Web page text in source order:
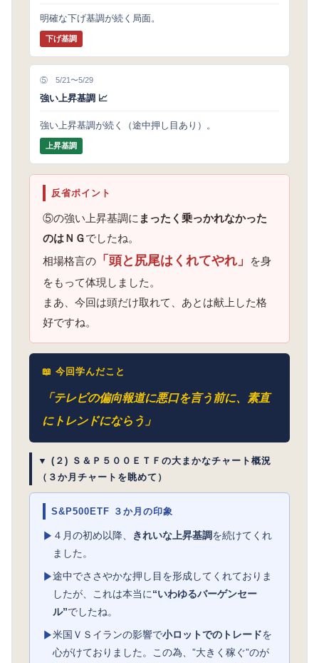
明確な下げ基調が続く局面。
下げ基調
⑤ 5/21〜5/29
強い上昇基調 📈
強い上昇基調が続く（途中押し目あり）。
上昇基調
反省ポイント
⑤の強い上昇基調に まったく乗っかれなかった
のはＮＧでしたね。
相場格言の 「頭と尻尾はくれてやれ」
を身
をもって体現しました。
まあ、今回は頭だけ取れて、あとは献上した格
好ですね。
📖 今回学んだこと
「テレビの偏向報道に悪口を言う前に、素直
にトレンドにならう」
▼ (２) Ｓ＆Ｐ５００ＥＴＦの大まかなチャート概況
（３か月チャートを眺めて）
S&P500ETF ３か月の印象
▶ ４月の初め以降、 きれいな上昇基調を続けてくれ
ました。
▶途中でささやかな押し目を形成してくれておりま
したが、これは本当に“いわゆるバーゲンセー
ル”でしたね。
▶米国ＶＳイランの影響で小ロットでのトレードを
心がけておりました。この為、”大きく稼ぐ”のが